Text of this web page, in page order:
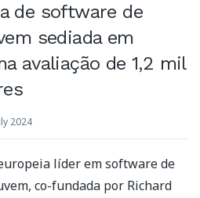
de software de
sediada em
avaliação de 1,2 mil
2024
líder em software de
co-fundada por Richard